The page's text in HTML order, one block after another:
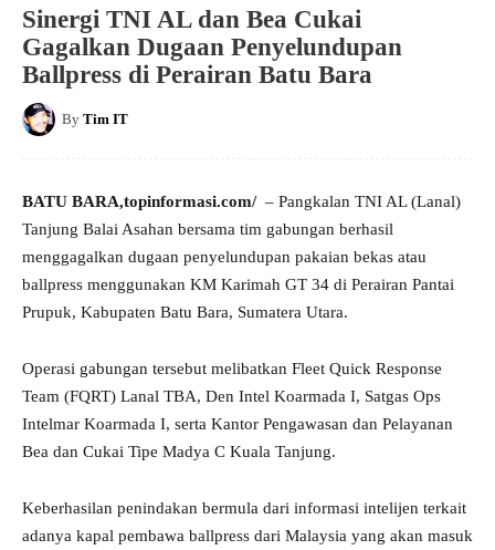
Sinergi TNI AL dan Bea Cukai
Gagalkan Dugaan Penyelundupan
Ballpress di Perairan Batu Bara
By Tim IT
BATU BARA,topinformasi.com/– Pangkalan TNI AL (Lanal)
Tanjung Balai Asahan bersama tim gabungan berhasil
menggagalkan dugaan penyelundupan pakaian bekas atau
ballpress menggunakan KM Karimah GT 34 di Perairan Pantai
Prupuk, Kabupaten Batu Bara, Sumatera Utara.
Operasi gabungan tersebut melibatkan Fleet Quick Response
Team (FQRT) Lanal TBA, Den Intel Koarmada I, Satgas Ops
Intelmar Koarmada I, serta Kantor Pengawasan dan Pelayanan
Bea dan Cukai Tipe Madya C Kuala Tanjung.
Keberhasilan penindakan bermula dari informasi intelijen terkait
adanya kapal pembawa ballpress dari Malaysia yang akan masuk